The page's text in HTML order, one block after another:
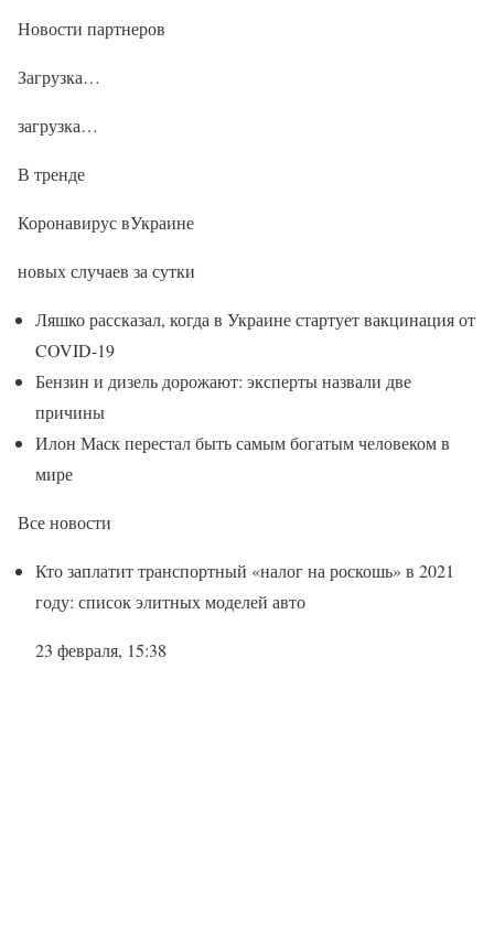
Новости партнеров
Загрузка…
загрузка…
В тренде
Коронавирус вУкраине
новых случаев за сутки
Ляшко рассказал, когда в Украине стартует вакцинация от
COVID-19
Бензин и дизель дорожают: эксперты назвали две
причины
Илон Маск перестал быть самым богатым человеком в
мире
Все новости
Кто заплатит транспортный «налог на роскошь» в 2021
году: список элитных моделей авто
23 февраля, 15:38